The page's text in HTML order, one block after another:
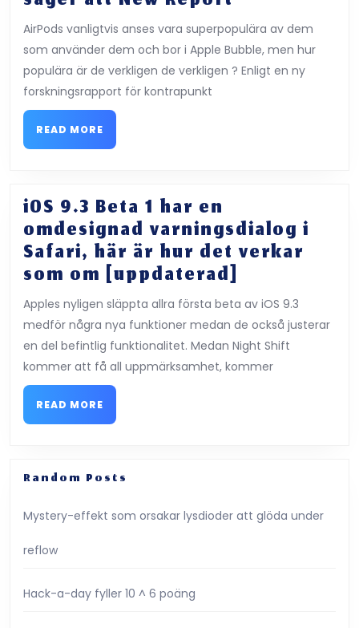
av
sina
nya
fall
nabbade
60%
andel
sista
2018-
kvartalet,
säger
att
New
Report
AirPods vanligtvis anses vara superpopulära av dem
som använder dem och bor i Apple Bubble, men hur
populära är de verkligen de verkligen ? Enligt en ny
forskningsrapport för kontrapunkt
READ MORE
MORE
iOS 9.3 Beta 1 har en
omdesignad varningsdialog i
Safari, här är hur det verkar
som om [uppdaterad]
9.3
Beta
1
har
är
Apples nyligen släppta allra första beta av iOS 9.3
medför några nya funktioner medan de också justerar
en del befintlig funktionalitet. Medan Night Shift
kommer att få all uppmärksamhet, kommer
READ MORE
MORE
Random Posts
Mystery-effekt som orsakar lysdioder att glöda under
reflow
Hack-a-day fyller 10 ^ 6 poäng